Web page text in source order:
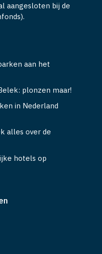
aangesloten bij de
aan het
plonzen maar!
in Nederland
alles over de
hotels op